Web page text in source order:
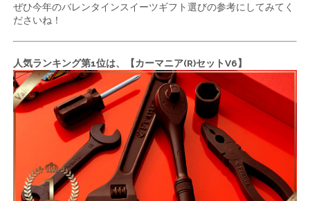
ぜひ今年のバレンタインスイーツギフト選びの参考にしてみてく
ださいね！
人気ランキング第1位は、【カーマニア(R)セットV6】